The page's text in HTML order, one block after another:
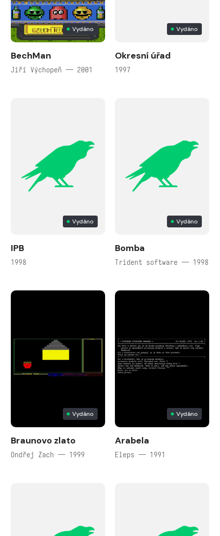
Vydáno
BechMan
Jiří Výchopeň — 2001
Vydáno
Okresní úřad
1997
Vydáno
IPB
1998
Vydáno
Bomba
Trident software — 1998
Vydáno
Braunovo zlato
Ondřej Zach — 1999
Vydáno
Arabela
Eleps — 1991